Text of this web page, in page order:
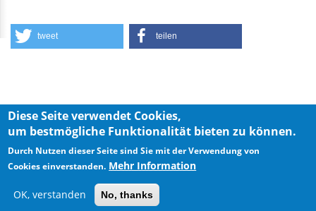
Privacy Policy
Diese Seite verwendet Cookies,
um bestmögliche Funktionalität bieten zu können.
Durch Nutzen dieser Seite sind Sie mit der Verwendung von
Cookies einverstanden. Mehr Information
OK, verstanden No, thanks